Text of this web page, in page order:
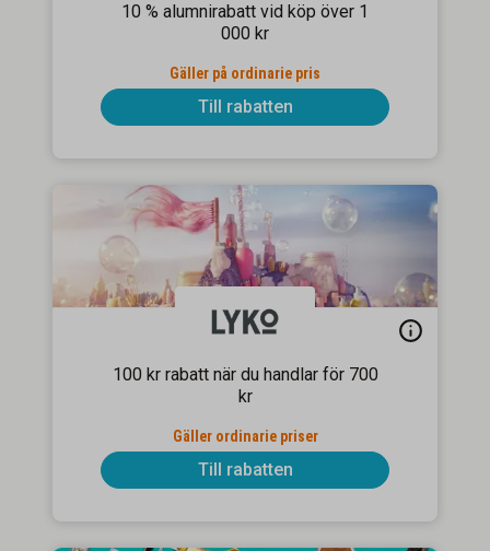
10 % alumnirabatt vid köp över 1
000 kr
Gäller på ordinarie pris
Till rabatten
100 kr rabatt när du handlar för 700
kr
Gäller ordinarie priser
Till rabatten